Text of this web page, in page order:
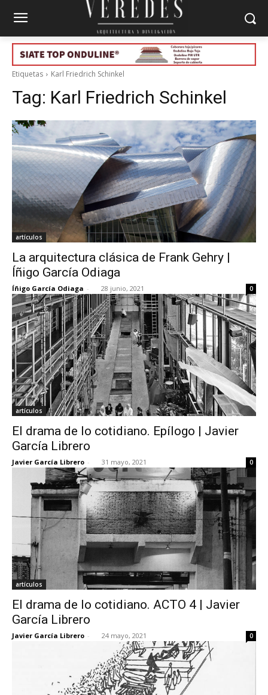
Etiquetas Karl Friedrich Schinkel
Tag: Karl Friedrich Schinkel
artículos
La arquitectura clásica de Frank Gehry |
Íñigo García Odiaga
Íñigo García Odiaga - 28 junio, 2021 0
artículos
El drama de lo cotidiano. Epílogo | Javier
García Librero
Javier García Librero - 31 mayo, 2021 0
artículos
El drama de lo cotidiano. ACTO 4 | Javier
García Librero
Javier García Librero - 24 mayo, 2021 0